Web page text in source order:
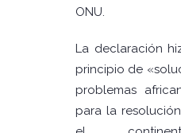
ONU.
La declaración
principio de
problemas
para la